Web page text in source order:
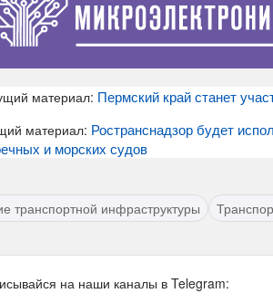
материал: Пермский край станет
материал: Ространснадзор будет
и морских судов
транспортной инфраструктуры
на наши каналы в Telegram: